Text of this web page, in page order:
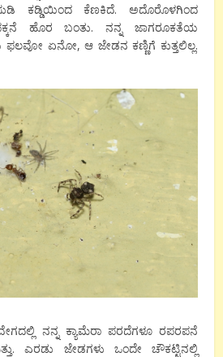
ಕಡ್ಡಿಯಿಂದ ಕೆಣಕಿದೆ. ಅದೊರೊಳಗಿಂದ
ಹೊರ ಬಂತು. ನನ್ನ ಜಾಗರೂಕತೆಯ
ಏನೋ, ಆ ಜೇಡನ ಕಣ್ಣಿಗೆ ಕುತ್ತಲಿಲ್ಲ.
ನನ್ನ ಕ್ಯಾಮೆರಾ ಪರದೆಗಳೂ ರಪರಪನೆ
ಎರಡು ಜೇಡಗಳು ಒಂದೇ ಚೌಕಟ್ಟಿನಲ್ಲಿ